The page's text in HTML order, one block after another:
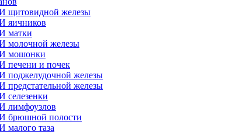
щитовидной железы
яичников
матки
молочной железы
мошонки
печени и почек
поджелудочной железы
предстательной железы
селезенки
лимфоузлов
брюшной полости
малого таза